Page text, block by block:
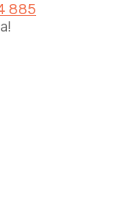
885